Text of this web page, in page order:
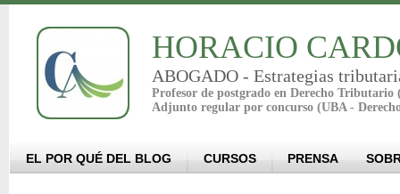
HORACIO
ABOGADO - Estrategias
Profesor de postgrado en Derecho Tributario
Adjunto regular por concurso (UBA -
EL POR QUÉ DEL BLOG CURSOS PRENSA